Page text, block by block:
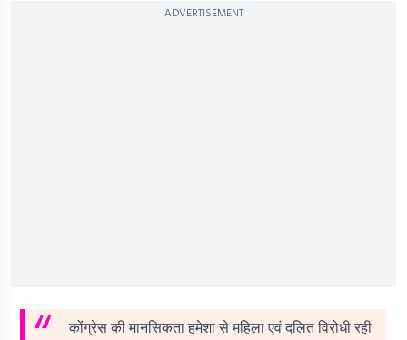
ADVERTISEMENT
कोंग्रेस की मानसिकता हमेशा से महिला एवं दलित विरोधी रही